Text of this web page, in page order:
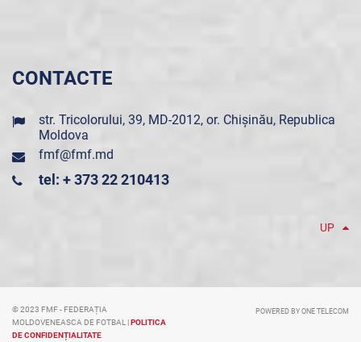
CONTACTE
str. Tricolorului, 39, MD-2012, or. Chișinău, Republica
Moldova
fmf@fmf.md
tel: + 373 22 210413
UP
© 2023 FMF - FEDERAȚIA
MOLDOVENEASCA DE FOTBAL |POLITICA
DE CONFIDENȚIALITATE
POWERED BY ONE TELECOM